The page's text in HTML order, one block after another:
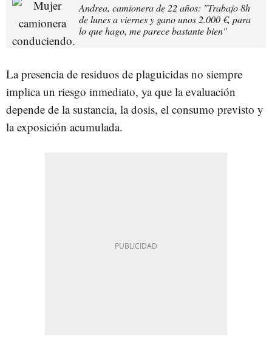
Andrea, camionera de 22 años: "Trabajo 8h
de lunes a viernes y gano unos 2.000 €, para
lo que hago, me parece bastante bien"
La presencia de residuos de plaguicidas no siempre
implica un riesgo inmediato, ya que la evaluación
depende de la sustancia, la dosis, el consumo previsto y
la exposición acumulada.